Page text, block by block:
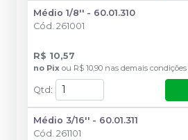
Médio 1/8'' - 60.01.310
Cód. 261001
R$ 10,57
no Pix ou R$ 10,90 nas demais condições
Qtd :
Médio 3/16'' - 60.01.311
Cód. 261101